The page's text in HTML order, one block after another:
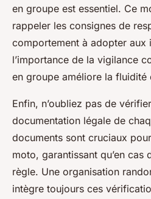
en groupe est essentiel. Ce
rappeler les consignes de
comportement à adopter aux
l’importance de la vigilance
en groupe améliore la fluidité
Enfin, n’oubliez pas de
documentation légale de
documents sont cruciaux
moto, garantissant qu’en cas
règle. Une organisation
intègre toujours ces